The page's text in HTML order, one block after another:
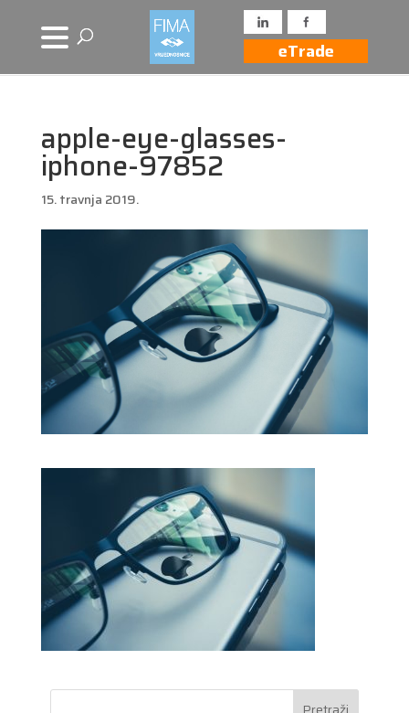
eTrade
apple-eye-glasses-
iphone-97852
15. travnja 2019.